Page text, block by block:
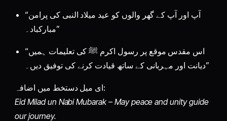
“آپ اور آپ کے گھر والوں کو عید میلاد النبی کی پرامن
مبارکباد۔”
“اس مقدس موقع پر رسول اکرم ﷺ کی تعلیمات ہمیں
دیانت اور مہربانی کے ساتھ قیادت کرنے کی توفیق دیں۔”
ای میل دستخط میں اضافہ:
Eid Milad un Nabi Mubarak – May peace and unity guide
our journey.